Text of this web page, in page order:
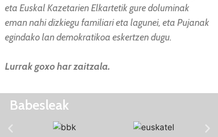
eta Euskal Kazetarien Elkartetik gure doluminak
eman nahi dizkiegu familiari eta lagunei, eta Pujanak
egindako lan demokratikoa eskertzen dugu.
Lurrak goxo har zaitzala.
Babesleak